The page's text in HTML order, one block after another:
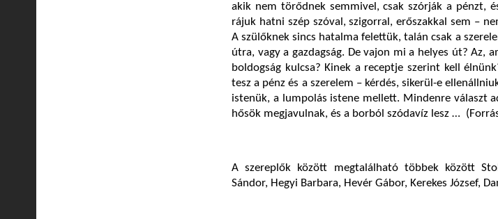
akik nem törődnek semmivel, csak szórják a pénzt,
rájuk hatni szép szóval, szigorral, erőszakkal sem –
A szülőknek sincs hatalma felettük, talán csak a
útra, vagy a gazdagság. De vajon mi a helyes út? Az,
boldogság kulcsa? Kinek a receptje szerint kell
tesz a pénz és a szerelem – kérdés, sikerül-e
istenük, a lumpolás istene mellett. Mindenre választ
hősök megjavulnak, és a borból szódavíz lesz …
A szereplők között megtalálható többek között
Sándor, Hegyi Barbara, Hevér Gábor, Kerekes József,